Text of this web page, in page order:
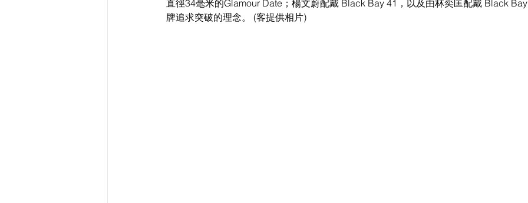
直徑34毫米的Glamour Date；楊文蔚配戴 Black Bay 41，以及由林奕匡配戴 Black
牌追求突破的理念。 (客提供相片)